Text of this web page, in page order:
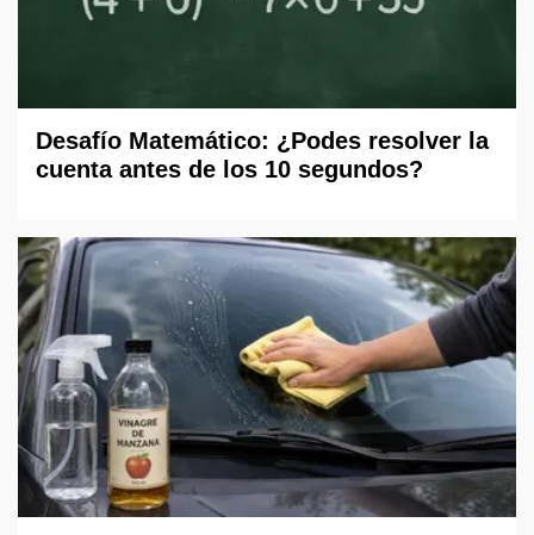
Desafío Matemático: ¿Podes resolver la
cuenta antes de los 10 segundos?